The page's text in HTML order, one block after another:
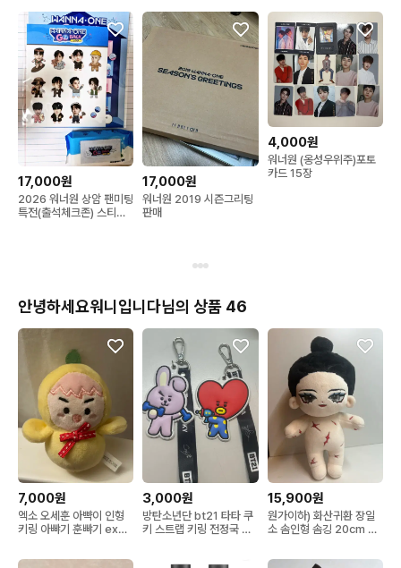
17,000원
2026 워너원 상암 팬미팅
특전(출석체크존) 스티커
17,000원
워너원 2019 시즌그리팅
판매
4,000원
워너원 (옹성우위주)포토
카드 15장
안녕하세요워니입니다님의 상품 46
7,000원
엑소 오세훈 아뺙이 인형
키링 아뺘기 훈뺘기 exo
3,000원
방탄소년단 bt21 타타 쿠
키 스트랩 키링 전정국 뷔
15,900원
원가이하) 화산귀환 장일
소 솜인형 솜깅 20cm 사